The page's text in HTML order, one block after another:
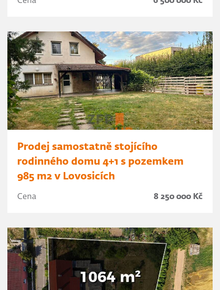
Prodej samostatně stojícího
rodinného domu 4+1 s pozemkem
985 m2 v Lovosicích
Cena 8 250 000 Kč